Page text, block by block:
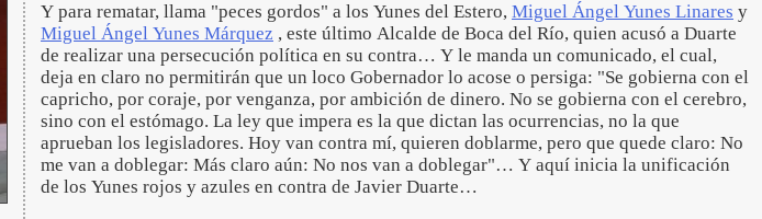
Y para rematar, llama "peces gordos" a los Yunes del Estero, Miguel Ángel Yunes Linares y
Miguel Ángel Yunes Márquez , este último Alcalde de Boca del Río, quien acusó a Duarte
de realizar una persecución política en su contra… Y le manda un comunicado, el cual,
deja en claro no permitirán que un loco Gobernador lo acose o persiga: "Se gobierna con el
capricho, por coraje, por venganza, por ambición de dinero. No se gobierna con el cerebro,
sino con el estómago. La ley que impera es la que dictan las ocurrencias, no la que
aprueban los legisladores. Hoy van contra mí, quieren doblarme, pero que quede claro: No
me van a doblegar: Más claro aún: No nos van a doblegar"… Y aquí inicia la unificación
de los Yunes rojos y azules en contra de Javier Duarte…